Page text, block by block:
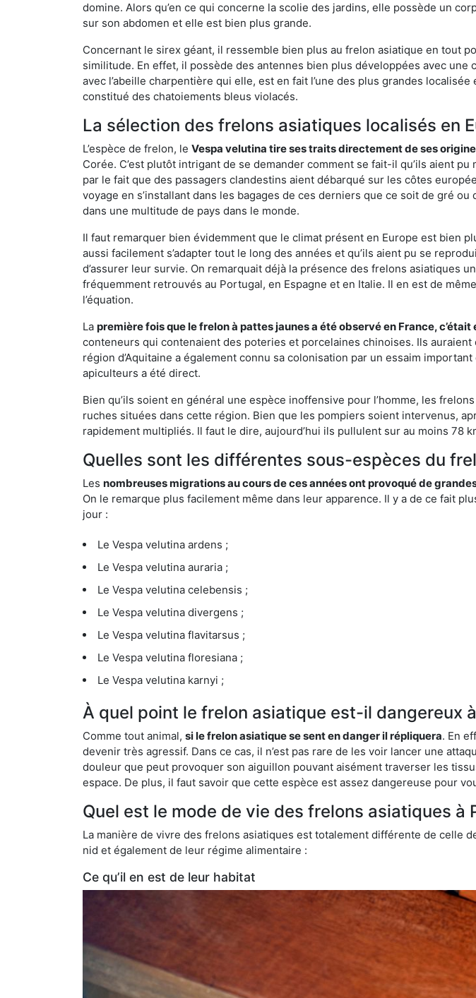
domine. Alors qu’en ce qui concerne la scolie des jardins, elle possède un
sur son abdomen et elle est bien plus grande.
Concernant le sirex géant, il ressemble bien plus au frelon asiatique en tout
similitude. En effet, il possède des antennes bien plus développées avec
avec l’abeille charpentière qui elle, est en fait l’une des plus grandes
constitué des chatoiements bleus violacés.
La sélection des frelons asiatiques localisés en
L’espèce de frelon, le Vespa velutina tire ses traits directement de ses
Corée. C’est plutôt intrigant de se demander comment se fait-il qu’ils aient
par le fait que des passagers clandestins aient débarqué sur les côtes
voyage en s’installant dans les bagages de ces derniers que ce soit de gré
dans une multitude de pays dans le monde.
Il faut remarquer bien évidemment que le climat présent en Europe est bien
aussi facilement s’adapter tout le long des années et qu’ils aient pu se
d’assurer leur survie. On remarquait déjà la présence des frelons asiatiques
fréquemment retrouvés au Portugal, en Espagne et en Italie. Il en est de
l’équation.
La première fois que le frelon à pattes jaunes a été observé en France, c’était
conteneurs qui contenaient des poteries et porcelaines chinoises. Ils
région d’Aquitaine a également connu sa colonisation par un essaim
apiculteurs a été direct.
Bien qu’ils soient en général une espèce inoffensive pour l’homme, les
ruches situées dans cette région. Bien que les pompiers soient intervenus,
rapidement multipliés. Il faut le dire, aujourd’hui ils pullulent sur au moins 78
Quelles sont les différentes sous-espèces du
Les nombreuses migrations au cours de ces années ont provoqué de
On le remarque plus facilement même dans leur apparence. Il y a de ce fait
jour :
Le Vespa velutina ardens ;
Le Vespa velutina auraria ;
Le Vespa velutina celebensis ;
Le Vespa velutina divergens ;
Le Vespa velutina flavitarsus ;
Le Vespa velutina floresiana ;
Le Vespa velutina karnyi ;
À quel point le frelon asiatique est-il dangereux
Comme tout animal, si le frelon asiatique se sent en danger il répliquera. En
devenir très agressif. Dans ce cas, il n’est pas rare de les voir lancer une
douleur que peut provoquer son aiguillon pouvant aisément traverser les
espace. De plus, il faut savoir que cette espèce est assez dangereuse pour
Quel est le mode de vie des frelons asiatiques à
La manière de vivre des frelons asiatiques est totalement différente de celle
nid et également de leur régime alimentaire :
Ce qu’il en est de leur habitat